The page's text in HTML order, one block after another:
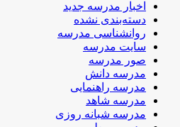
اخبار مدرسه جدید
دسته‌بندی نشده
روانشناسی مدرسه
سایت مدرسه
صور مدرسه
مدرسه دانش
مدرسه راهنمایی
مدرسه شاهد
مدرسه شبانه روزی